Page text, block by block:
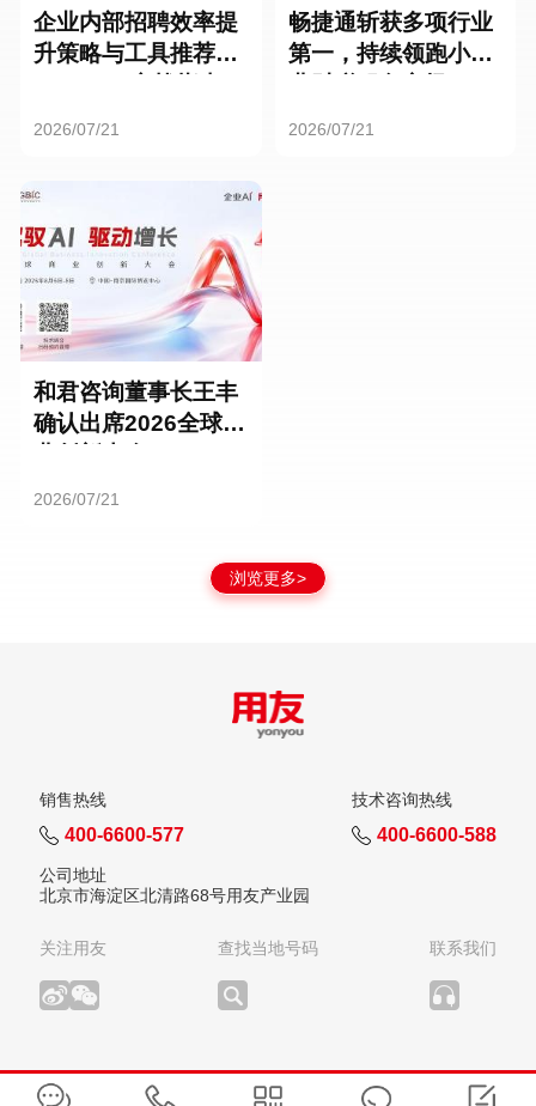
企业内部招聘效率提
升策略与工具推荐：
2026/07/21
畅捷通斩获多项行业
第一，持续领跑小微
2026/07/21
和君咨询董事长王丰
确认出席2026全球商
2026/07/21
浏览更多>
销售热线
400-6600-577
技术咨询热线
400-6600-588
公司地址
北京市海淀区北清路68号用友产业园
关注用友 查找当地号码 联系我们
版权所有：用友网络科技股份有限公司